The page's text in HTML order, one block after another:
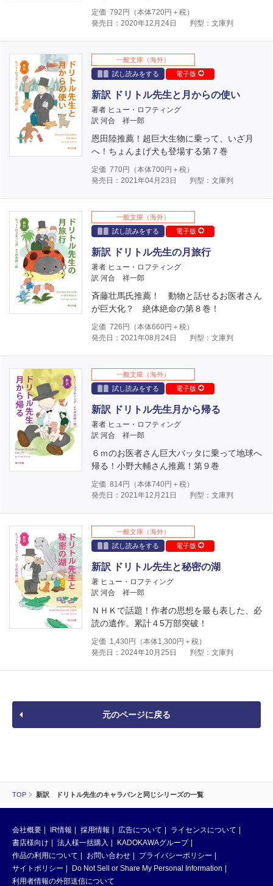
TOP 新訳 ドリトル先生のキャラバンと同じシリーズの一覧
定価 792 円（本体720円＋税）
発売日：2020年12月24日
判型：文庫判
一般文庫（海外）
試し読みをする
電子版
新訳 ドリトル先生と月からの使い
著者 ヒュー・ロフティング
訳 河合 祥一郎
恩田陸推薦！超巨大生物に乗って、いざ月
へ！ちょんまげ犬も登場する第７巻
定価 770円（本体700円＋税）
発売日：2021年04月23日
判型：文庫判
一般文庫（海外）
試し読みをする
電子版
新訳 ドリトル先生の月旅行
著者 ヒュー・ロフティング
訳 河合 祥一郎
斉藤壮馬氏推薦！ 動物と話せるお医者さん
が巨大化？ 絶体絶命の第８巻！
定価 726 円（本体660円＋税）
発売日：2021年08月24日
判型：文庫判
一般文庫（海外）
試し読みをする
電子版
新訳 ドリトル先生月から帰る
著者 ヒュー・ロフティング
訳 河合 祥一郎
６ｍのお医者さん巨大バッタに乗って地球へ
帰る！小野大輔さん推薦！第９巻
定価 814円（本体740円＋税）
発売日：2021年12月21日
判型：文庫判
一般文庫（海外）
試し読みをする
電子版
新訳 ドリトル先生と秘密の湖
著 ヒュー・ロフティング
訳 河合 祥一郎
ＮＨＫで話題！作者の思想を最も表した、必
読の遺作。累計４5万部突破！
定価 1,430円（本体1,300円＋税）
発売日：2024年10月25日
判型：文庫判
元のページに戻る
会社概要 IR情報 採用情報 広告について
ライセンスについて
書店様向け
法人様一括購入
KADOKAWAグループ
作品の利用について
お問い合わせ
プライバシーポリシー
サイトポリシー
Do Not Sell or Share My Personal Information
利用者情報の外部送信について